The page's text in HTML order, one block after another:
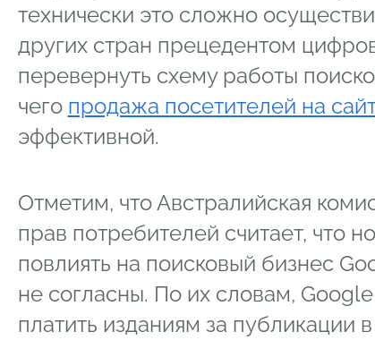
технически это сложно
других стран прецедентом
перевернуть схему работы
чего продажа посетителей на
эффективной.
Отметим, что Австралийская
прав потребителей считает, что
повлиять на поисковый бизнес
не согласны. По их словам,
платить изданиям за публикации